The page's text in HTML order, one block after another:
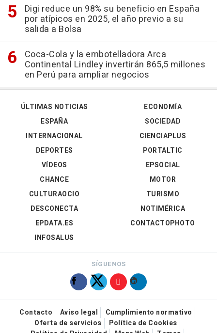
Digi reduce un 98% su beneficio en España
por atípicos en 2025, el año previo a su
salida a Bolsa
Coca-Cola y la embotelladora Arca
Continental Lindley invertirán 865,5 millones
en Perú para ampliar negocios
ÚLTIMAS NOTICIAS
ESPAÑA
INTERNACIONAL
DEPORTES
VÍDEOS
ECONOMÍA
SOCIEDAD
CIENCIAPLUS
PORTALTIC
EPSOCIAL
CHANCE
CULTURAOCIO
DESCONECTA
EPDATA.ES
INFOSALUS
MOTOR
TURISMO
NOTIMÉRICA
CONTACTOPHOTO
SÍGUENOS
Contacto Aviso legal
Cumplimiento normativo
Oferta de servicios
Política de Cookies